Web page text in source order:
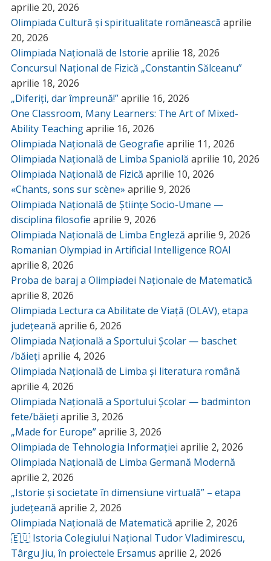
aprilie 20, 2026
Olimpiada Cultură și spiritualitate românească aprilie
20, 2026
Olimpiada Națională de Istorie aprilie 18, 2026
Concursul Național de Fizică „Constantin Sălceanu”
aprilie 18, 2026
„Diferiți, dar împreună!”aprilie 16, 2026
One Classroom, Many Learners: The Art of Mixed-
Ability Teachingaprilie 16, 2026
Olimpiada Națională de Geografie aprilie 11, 2026
Olimpiada Națională de Limba Spaniolă aprilie 10, 2026
Olimpiada Națională de Fizică aprilie 10, 2026
«Chants, sons sur scène» aprilie 9, 2026
Olimpiada Națională de Științe Socio-Umane —
disciplina filosofie aprilie 9, 2026
Olimpiada Națională de Limba Engleză aprilie 9, 2026
Romanian Olympiad in Artificial Intelligence ROAI
aprilie 8, 2026
Proba de baraj a Olimpiadei Naționale de Matematică
aprilie 8, 2026
Olimpiada Lectura ca Abilitate de Viață (OLAV), etapa
județeană aprilie 6, 2026
Olimpiada Națională a Sportului Școlar — baschet
/băieți aprilie 4, 2026
Olimpiada Națională de Limba și literatura română
aprilie 4, 2026
Olimpiada Națională a Sportului Școlar — badminton
fete/băieți aprilie 3, 2026
„Made for Europe”aprilie 3, 2026
Olimpiada de Tehnologia Informației aprilie 2, 2026
Olimpiada Națională de Limba Germană Modernă
aprilie 2, 2026
„Istorie și societate în dimensiune virtuală” – etapa
județeană aprilie 2, 2026
Olimpiada Națională de Matematică aprilie 2, 2026
🇪🇺 Istoria Colegiului Național Tudor Vladimirescu,
Târgu Jiu, în proiectele Ersamus aprilie 2, 2026